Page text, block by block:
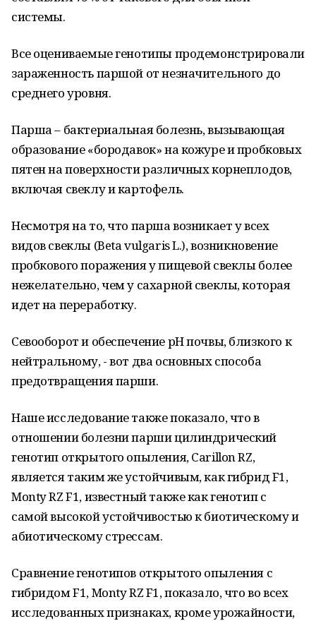
системы.
Все оцениваемые генотипы продемонстрировали
зараженность паршой от незначительного до
среднего уровня.
Парша – бактериальная болезнь, вызывающая
образование «бородавок» на кожуре и пробковых
пятен на поверхности различных корнеплодов,
включая свеклу и картофель.
Несмотря на то, что парша возникает у всех
видов свеклы (Beta vulgaris L.), возникновение
пробкового поражения у пищевой свеклы более
нежелательно, чем у сахарной свеклы, которая
идет на переработку.
Севооборот и обеспечение рН почвы, близкого к
нейтральному, - вот два основных способа
предотвращения парши.
Наше исследование также показало, что в
отношении болезни парши цилиндрический
генотип открытого опыления, Carillon RZ,
является таким же устойчивым, как гибрид F1,
Monty RZ F1, известный также как генотип с
самой высокой устойчивостью к биотическому и
абиотическому стрессам.
Сравнение генотипов открытого опыления с
гибридом F1, Monty RZ F1, показало, что во всех
исследованных признаках, кроме урожайности,